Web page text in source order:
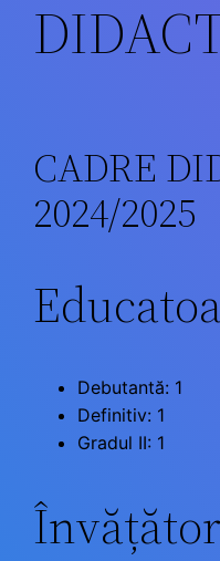
CADRE
2024/2025
Debutantă: 1
Definitiv: 1
Gradul II: 1